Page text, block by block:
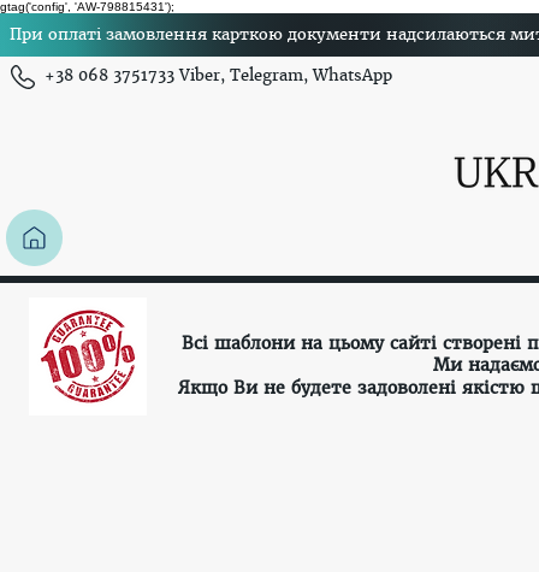
gtag('config', 'AW-798815431');
При оплаті замовлення карткою документи надсилаються
+38 068 3751733 Viber, Telegram, WhatsApp
Всі шаблони на цьому сайті
Ми
Якщо Ви не будете задоволені